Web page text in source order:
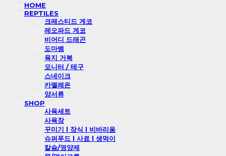
HOME
REPTILES
크레스티드 게코
레오파드 게코
비어디 드래곤
도마뱀
육지 거북
모니터 / 테구
스네이크
카멜레온
양서류
SHOP
사육세트
사육장
꾸미기 l 장식 l 비바리움
슈퍼푸드 l 사료 l 생먹이
칼슘/영양제